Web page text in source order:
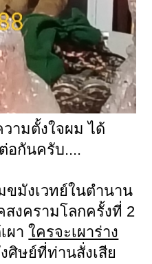
ามตั้งใจผม ได้
อกันครับ....
ขมังเวทย์ในตำนาน
งครามโลกครั้งที่ 2
ผาใครจะเผาร่าง
ศิษย์ที่ท่านสั่งเสีย